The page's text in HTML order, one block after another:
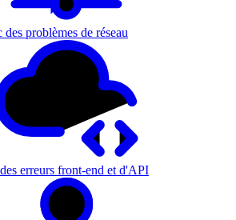
problèmes de réseau
erreurs front-end et d'API